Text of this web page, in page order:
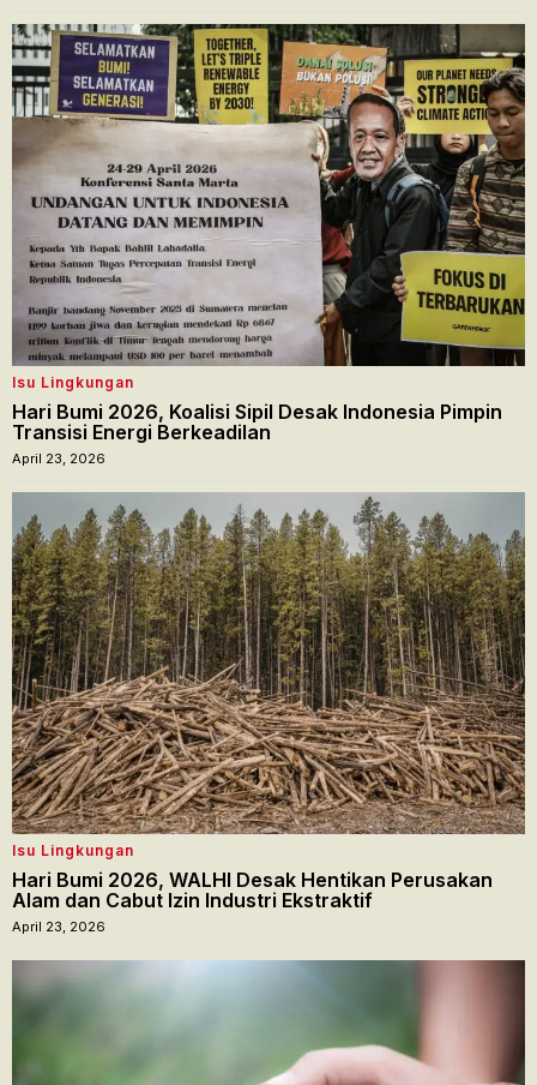
Isu Lingkungan
Hari Bumi 2026, Koalisi Sipil Desak Indonesia Pimpin
Transisi Energi Berkeadilan
April 23, 2026
Isu Lingkungan
Hari Bumi 2026, WALHI Desak Hentikan Perusakan
Alam dan Cabut Izin Industri Ekstraktif
April 23, 2026